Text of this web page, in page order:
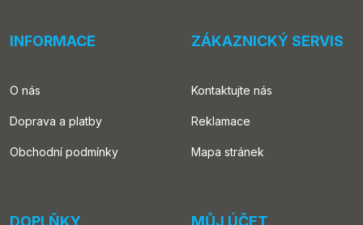
INFORMACE
O nás
Doprava a platby
Obchodní podmínky
ZÁKAZNICKÝ SERVIS
Kontaktujte nás
Reklamace
Mapa stránek
DOPLŇKY MŮJ ÚČET